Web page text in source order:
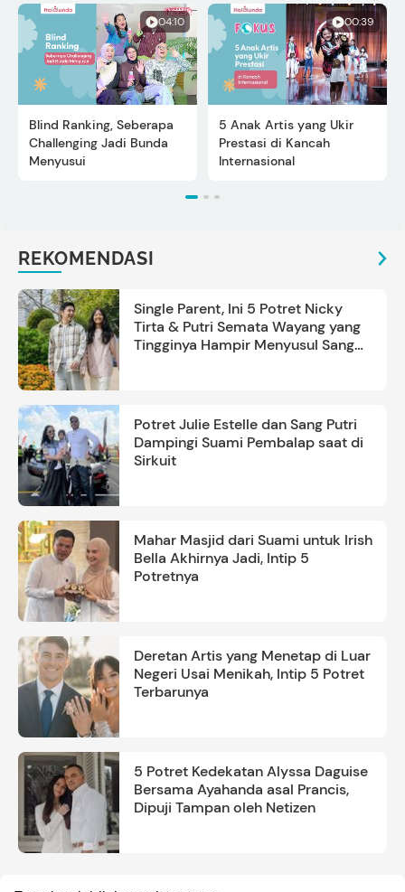
04:10
Blind Ranking, Seberapa
Challenging Jadi Bunda
Menyusui
00:39
5 Anak Artis yang Ukir
Prestasi di Kancah
Internasional
REKOMENDASI
Single Parent, Ini 5 Potret Nicky
Tirta & Putri Semata Wayang yang
Tingginya Hampir Menyusul Sang
Potret Julie Estelle dan Sang Putri
Dampingi Suami Pembalap saat di
Sirkuit
Mahar Masjid dari Suami untuk Irish
Bella Akhirnya Jadi, Intip 5
Potretnya
Deretan Artis yang Menetap di Luar
Negeri Usai Menikah, Intip 5 Potret
Terbarunya
5 Potret Kedekatan Alyssa Daguise
Bersama Ayahanda asal Prancis,
Dipuji Tampan oleh Netizen